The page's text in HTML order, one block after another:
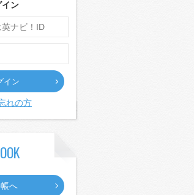
イン
イン
れの方
へ